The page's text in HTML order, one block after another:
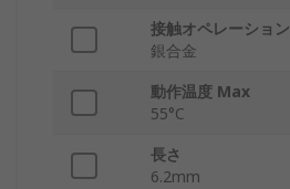
接触オペレーション
銀合金
動作温度 Max
55°C
長さ
6.2mm